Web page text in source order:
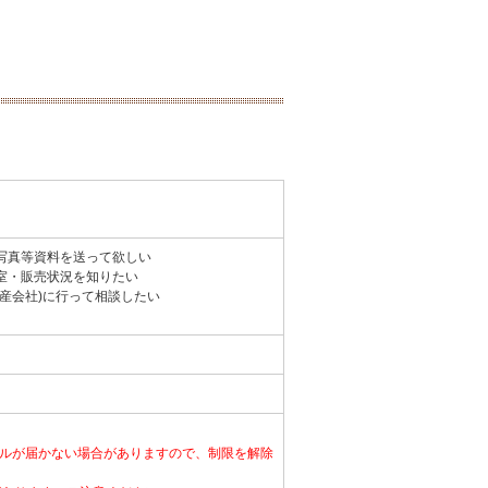
真等資料を送って欲しい
・販売状況を知りたい
会社)に行って相談したい
が届かない場合がありますので、制限を解除